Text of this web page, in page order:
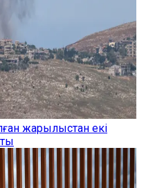
жарылыстан екі